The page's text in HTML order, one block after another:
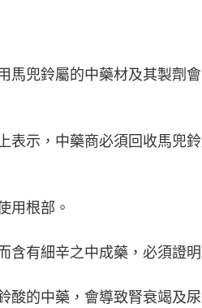
馬兜鈴屬的中藥材及其製劑
表示，中藥商必須回收馬兜
用根部。
含有細辛之中成藥，必須證
的中藥，會導致腎衰竭及尿